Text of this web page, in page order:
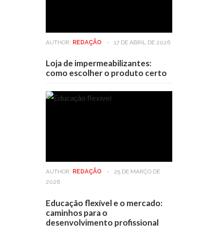
AUTHOR: REDAÇÃO - 17 DE ABRIL DE 2026
Loja de impermeabilizantes:
como escolher o produto certo
AUTHOR: REDAÇÃO -
25 DE MARÇO DE
2026
Educação flexível e o mercado:
caminhos para o
desenvolvimento profissional